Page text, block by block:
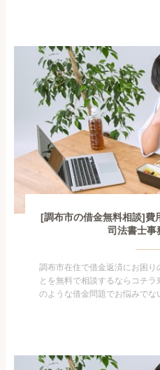
られたくない・借金の催促、
がありま...
[調布市の借金無料相談]費
司法書士事
調布市在住で借金返済にお困り
とを無料で相談するならコチ
のような借金問題でお悩みで
られたくない・借金の催促、
がありま...